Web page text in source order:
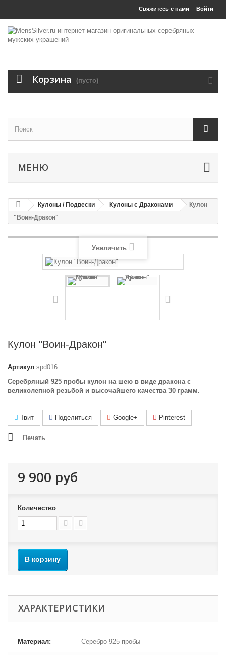
Войти
Свяжитесь с нами
Корзина (пусто)
МЕНЮ
Кулоны / Подвески Кулоны с Драконами
Кулон
"Воин-Дракон"
Увеличить
Кулон "Воин-Дракон"
Артикул spd016
Серебряный 925 пробы кулон на шею в виде дракона с
великолепной резьбой и высочайшего качества 30 грамм.
Твит Поделиться Google+ Pinterest
Печать
9 900 руб
Количество
В корзину
ХАРАКТЕРИСТИКИ
Материал: Серебро 925 пробы